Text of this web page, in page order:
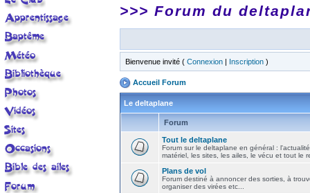
>>> Forum du
Bienvenue invité ( Connexion | Inscription )
Accueil Forum
Le deltaplane
Forum
Tout le deltaplane
Forum sur le deltaplane en général :
matériel, les sites, les ailes, le vécu et tout le
Plans de vol
Forum destiné à annoncer des sorties, à
organiser des virées etc...